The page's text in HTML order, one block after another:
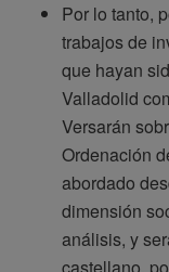
Por lo tanto,
trabajos de
que hayan
Valladolid
Versarán
Ordenación
abordado
dimensión
análisis, y